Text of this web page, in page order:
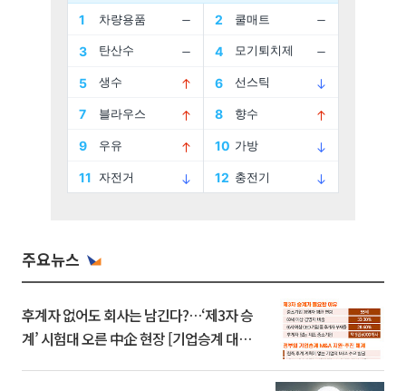
주요뉴스
후계자 없어도 회사는 남긴다?…‘제3자 승
계’ 시험대 오른 中企 현장 [기업승계 대전